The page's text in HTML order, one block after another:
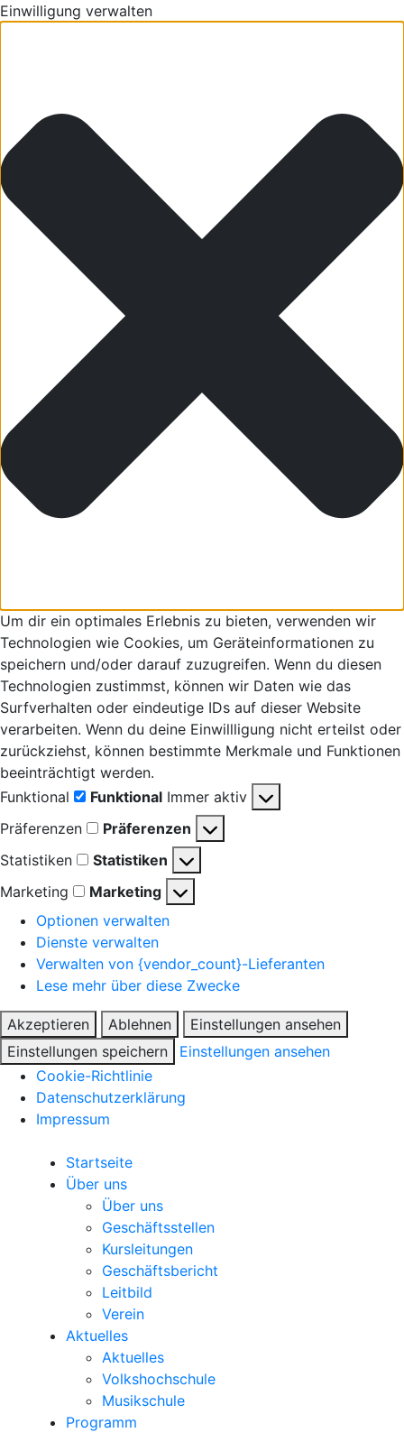
Einwilligung verwalten
Um dir ein optimales Erlebnis zu bieten, verwenden wir
Technologien wie Cookies, um Geräteinformationen zu
speichern und/oder darauf zuzugreifen. Wenn du diesen
Technologien zustimmst, können wir Daten wie das
Surfverhalten oder eindeutige IDs auf dieser Website
verarbeiten. Wenn du deine Einwillligung nicht erteilst oder
zurückziehst, können bestimmte Merkmale und Funktionen
beeinträchtigt werden.
Funktional
Funktional Immer aktiv
Präferenzen
Präferenzen
Statistiken
Statistiken
Marketing
Marketing
Optionen verwalten
Dienste verwalten
Verwalten von {vendor_count}-Lieferanten
Lese mehr über diese Zwecke
Akzeptieren Ablehnen
Einstellungen ansehen
Einstellungen speichern
Einstellungen ansehen
Cookie-Richtlinie
Datenschutzerklärung
Impressum
Startseite
Über uns
Über uns
Geschäftsstellen
Kursleitungen
Geschäftsbericht
Leitbild
Verein
Aktuelles
Aktuelles
Volkshochschule
Musikschule
Programm